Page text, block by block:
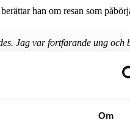
Om
han om resan som
Jag var fortfarande ung och
fester men det var inte
munk, säger han och